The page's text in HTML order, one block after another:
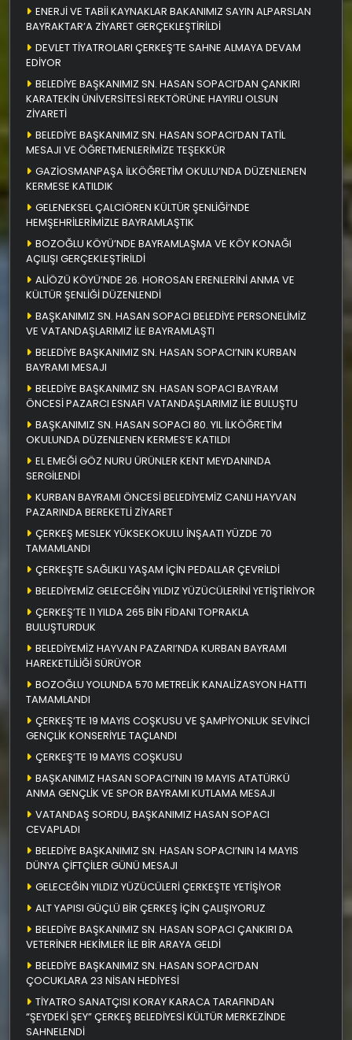
ENERJİ VE TABİİ KAYNAKLAR BAKANIMIZ SAYIN ALPARSLAN
BAYRAKTAR’A ZİYARET GERÇEKLEŞTİRİLDİ
DEVLET TİYATROLARI ÇERKEŞ’TE SAHNE ALMAYA DEVAM
EDİYOR
BELEDİYE BAŞKANIMIZ SN. HASAN SOPACI’DAN ÇANKIRI
KARATEKİN ÜNİVERSİTESİ REKTÖRÜNE HAYIRLI OLSUN
ZİYARETİ
BELEDİYE BAŞKANIMIZ SN. HASAN SOPACI’DAN TATİL
MESAJI VE ÖĞRETMENLERİMİZE TEŞEKKÜR
GAZİOSMANPAŞA İLKÖĞRETİM OKULU’NDA DÜZENLENEN
KERMESE KATILDIK
GELENEKSEL ÇALCIÖREN KÜLTÜR ŞENLİĞİ’NDE
HEMŞEHRİLERİMİZLE BAYRAMLAŞTIK
BOZOĞLU KÖYÜ’NDE BAYRAMLAŞMA VE KÖY KONAĞI
AÇILIŞI GERÇEKLEŞTİRİLDİ
ALİÖZÜ KÖYÜ’NDE 26. HOROSAN ERENLERİNİ ANMA VE
KÜLTÜR ŞENLİĞİ DÜZENLENDİ
BAŞKANIMIZ SN. HASAN SOPACI BELEDİYE PERSONELİMİZ
VE VATANDAŞLARIMIZ İLE BAYRAMLAŞTI
BELEDİYE BAŞKANIMIZ SN. HASAN SOPACI’NIN KURBAN
BAYRAMI MESAJI
BELEDİYE BAŞKANIMIZ SN. HASAN SOPACI BAYRAM
ÖNCESİ PAZARCI ESNAFI VATANDAŞLARIMIZ İLE BULUŞTU
BAŞKANIMIZ SN. HASAN SOPACI 80. YIL İLKÖĞRETİM
OKULUNDA DÜZENLENEN KERMES’E KATILDI
EL EMEĞİ GÖZ NURU ÜRÜNLER KENT MEYDANINDA
SERGİLENDİ
KURBAN BAYRAMI ÖNCESİ BELEDİYEMİZ CANLI HAYVAN
PAZARINDA BEREKETLİ ZİYARET
ÇERKEŞ MESLEK YÜKSEKOKULU İNŞAATI YÜZDE 70
TAMAMLANDI
ÇERKEŞTE SAĞLIKLI YAŞAM İÇİN PEDALLAR ÇEVRİLDİ
BELEDİYEMİZ GELECEĞİN YILDIZ YÜZÜCÜLERİNİ YETİŞTİRİYOR
ÇERKEŞ’TE 11 YILDA 265 BİN FİDANI TOPRAKLA
BULUŞTURDUK
BELEDİYEMİZ HAYVAN PAZARI’NDA KURBAN BAYRAMI
HAREKETLİLİĞİ SÜRÜYOR
BOZOĞLU YOLUNDA 570 METRELİK KANALİZASYON HATTI
TAMAMLANDI
ÇERKEŞ’TE 19 MAYIS COŞKUSU VE ŞAMPİYONLUK SEVİNCİ
GENÇLİK KONSERİYLE TAÇLANDI
ÇERKEŞ’TE 19 MAYIS COŞKUSU
BAŞKANIMIZ HASAN SOPACI’NIN 19 MAYIS ATATÜRKÜ
ANMA GENÇLİK VE SPOR BAYRAMI KUTLAMA MESAJI
VATANDAŞ SORDU, BAŞKANIMIZ HASAN SOPACI
CEVAPLADI
BELEDİYE BAŞKANIMIZ SN. HASAN SOPACI’NIN 14 MAYIS
DÜNYA ÇİFTÇİLER GÜNÜ MESAJI
GELECEĞİN YILDIZ YÜZÜCÜLERİ ÇERKEŞTE YETİŞİYOR
ALT YAPISI GÜÇLÜ BİR ÇERKEŞ İÇİN ÇALIŞIYORUZ
BELEDİYE BAŞKANIMIZ SN. HASAN SOPACI ÇANKIRI DA
VETERİNER HEKİMLER İLE BİR ARAYA GELDİ
BELEDİYE BAŞKANIMIZ SN. HASAN SOPACI’DAN
ÇOCUKLARA 23 NİSAN HEDİYESİ
TİYATRO SANATÇISI KORAY KARACA TARAFINDAN
“ŞEYDEKİ ŞEY” ÇERKEŞ BELEDİYESİ KÜLTÜR MERKEZİNDE
SAHNELENDİ